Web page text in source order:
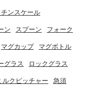
チンスケール
ン スプーン フォーク
マグカップ マグボトル
グラス ロックグラス
ルクピッチャー 急須